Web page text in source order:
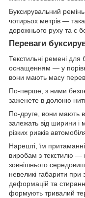
Буксирувальний
чотирьох метрів —
дорожнього руху та є
Переваги
Текстильні ремені
оснащенням — у
вони мають масу
По-перше, з ними
заженете в долоню
По-друге, вони мають
залежать від ширини і
різких ривків
Нарешті, їм
виробам з текстилю —
зовнішнього
невеликі габарити при
деформацій та
формують тривалий